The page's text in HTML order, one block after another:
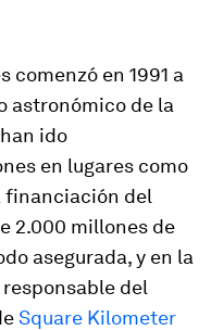
comenzó en 1991 a
astronómico de la
ido
en lugares como
financiación del
2.000 millones de
asegurada, y en la
del
Square Kilometer